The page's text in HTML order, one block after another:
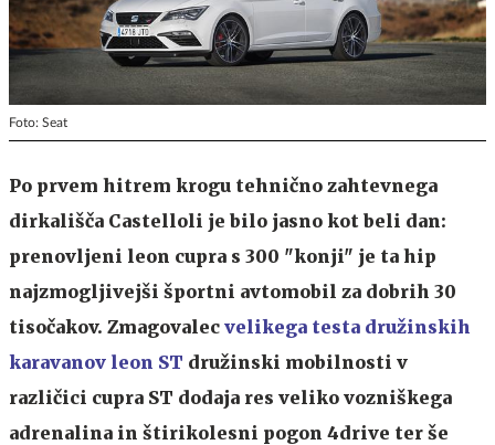
Foto: Seat
Po prvem hitrem krogu tehnično zahtevnega
dirkališča Castelloli je bilo jasno kot beli dan:
prenovljeni leon cupra s 300 "konji" je ta hip
najzmogljivejši športni avtomobil za dobrih 30
tisočakov. Zmagovalec velikega testa družinskih
karavanov leon ST družinski mobilnosti v
različici cupra ST dodaja res veliko vozniškega
adrenalina in štirikolesni pogon 4drive ter še